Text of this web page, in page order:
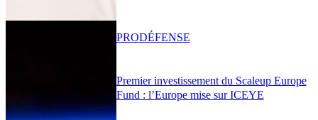
Premier investissement du Scaleup Europe
Fund : l’Europe mise sur ICEYE
PRODÉFENSE